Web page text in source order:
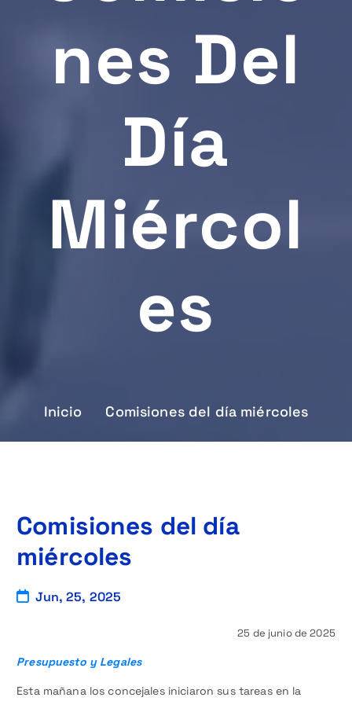
Nes Del
Día
Miércol
Es
Inicio Comisiones del día miércoles
Comisiones del día
miércoles
Jun, 25, 2025
25 de junio de 2025
Presupuesto y Legales
Esta mañana los concejales iniciaron sus tareas en la